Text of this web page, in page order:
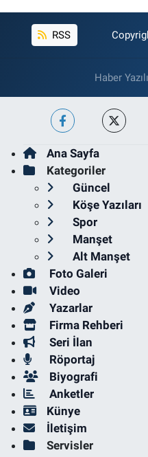
RSS
Haber
Ana Sayfa
Kategoriler
Güncel
Köşe Yazıları
Spor
Manşet
Alt Manşet
Foto Galeri
Video
Yazarlar
Firma Rehberi
Seri İlan
Röportaj
Biyografi
Anketler
Künye
İletişim
Servisler